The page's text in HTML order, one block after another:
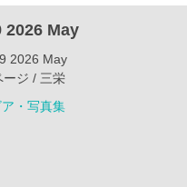
2026 May
2026 May
ージ / 三栄
・写真集